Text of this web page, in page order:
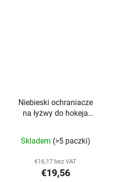
Niebieski ochraniacze
na łyżwy do hokeja
Skladem (>5 paczki)
€16,17 bez VAT
€19,56